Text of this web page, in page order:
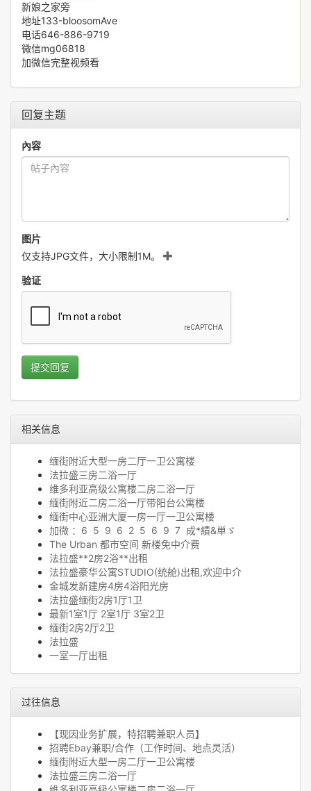
新娘之家旁
地址133-bloosomAve
电话646-886-9719
微信mg06818
加微信完整视频看
回复主题
內容
图片
仅支持JPG文件，大小限制1M。
验证
提交回复
相关信息
缅街附近大型一房二厅一卫公寓楼
法拉盛三房二浴一厅
维多利亚高级公寓楼二房二浴一厅
缅街附近二房二浴一厅带阳台公寓楼
缅街中心亚洲大厦一房一厅一卫公寓楼
加微 ：6 5 9 6 2 5 6 9 7 成*績&単ゞ
The Urban 都市空间 新楼免中介费
法拉盛**2房2浴**出租
法拉盛豪华公寓STUDIO(统舱)出租,欢迎中介
金城发新建房4房4浴阳光房
法拉盛缅街2房1厅1卫
最新1室1厅 2室1厅 3室2卫
缅街2房2厅2卫
法拉盛
一室一厅出租
过往信息
【现因业务扩展，特招聘兼职人员】
招聘Ebay兼职/合作（工作时间、地点灵活）
缅街附近大型一房二厅一卫公寓楼
法拉盛三房二浴一厅